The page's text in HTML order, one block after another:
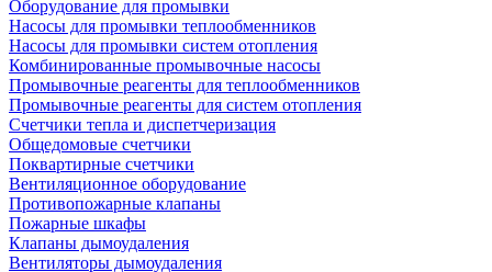
Оборудование для промывки
Насосы для промывки теплообменников
Насосы для промывки систем отопления
Комбинированные промывочные насосы
Промывочные реагенты для теплообменников
Промывочные реагенты для систем отопления
Счетчики тепла и диспетчеризация
Общедомовые счетчики
Поквартирные счетчики
Вентиляционное оборудование
Противопожарные клапаны
Пожарные шкафы
Клапаны дымоудаления
Вентиляторы дымоудаления